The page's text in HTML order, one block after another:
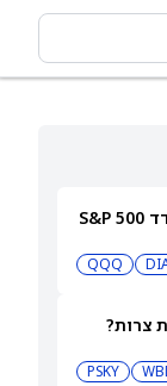
המניות המובילות בעליות במדד S&P 500
QQQ
צרות?
PSKY